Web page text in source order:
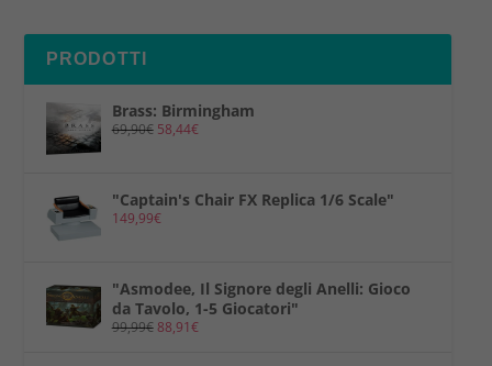
PRODOTTI
Brass: Birmingham
69,90€ 58,44€
"Captain's Chair FX Replica 1/6 Scale"
149,99€
"Asmodee, Il Signore degli Anelli: Gioco
da Tavolo, 1-5 Giocatori"
99,99€88,91€